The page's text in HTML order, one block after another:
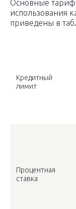
Основные
использования
приведены в
Кредитный
лимит
Процентная
ставка